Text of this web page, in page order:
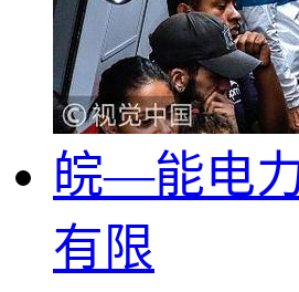
皖—能电
有限